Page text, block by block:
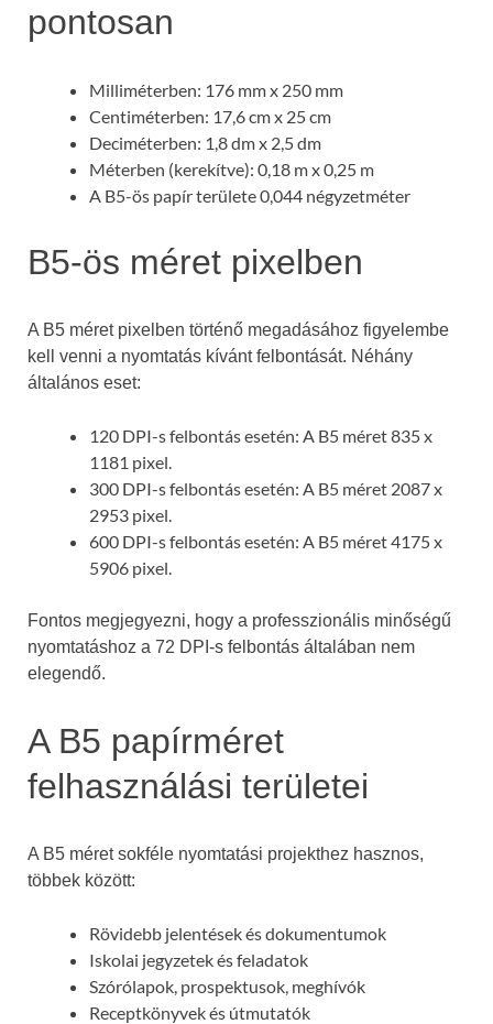
pontosan
Milliméterben: 176 mm x 250 mm
Centiméterben: 17,6 cm x 25 cm
Deciméterben: 1,8 dm x 2,5 dm
Méterben (kerekítve): 0,18 m x 0,25 m
A B5-ös papír területe 0,044 négyzetméter
B5-ös méret pixelben
A B5 méret pixelben történő megadásához figyelembe
kell venni a nyomtatás kívánt felbontását. Néhány
általános eset:
120 DPI-s felbontás esetén: A B5 méret 835 x
1181 pixel.
300 DPI-s felbontás esetén: A B5 méret 2087 x
2953 pixel.
600 DPI-s felbontás esetén: A B5 méret 4175 x
5906 pixel.
Fontos megjegyezni, hogy a professzionális minőségű
nyomtatáshoz a 72 DPI-s felbontás általában nem
elegendő.
A B5 papírméret
felhasználási területei
A B5 méret sokféle nyomtatási projekthez hasznos,
többek között:
Rövidebb jelentések és dokumentumok
Iskolai jegyzetek és feladatok
Szórólapok, prospektusok, meghívók
Receptkönyvek és útmutatók